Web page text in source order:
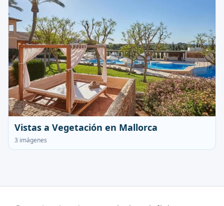
Vistas a Vegetación en Mallorca
3 imágenes